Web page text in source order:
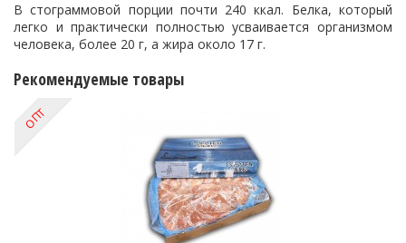
В стограммовой порции почти 240 ккал. Белка, который
легко и практически полностью усваивается организмом
человека, более 20 г, а жира около 17 г.
Рекомендуемые товары
ОПТ